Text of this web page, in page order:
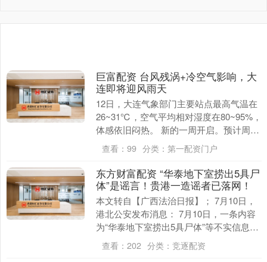
巨富配资 台风残涡+冷空气影响，大
连即将迎风雨天
12日，大连气象部门主要站点最高气温在
26~31℃，空气平均相对湿度在80~95%，
体感依旧闷热。 新的一周开启。预计周一
（7月13日）白天，大连市天空阴沉，
雾....
查看： 99 分类： 第一配资门户
东方财富配资 “华泰地下室捞出5具尸
体”是谣言！贵港一造谣者已落网！
本文转自【广西法治日报】； 7月10日，
港北公安发布消息： 7月10日，一条内容
为“华泰地下室捞出5具尸体”等不实信息在
网络上流传，造成不良社会影响。 经核
查，....
查看： 202 分类： 竞逐配资